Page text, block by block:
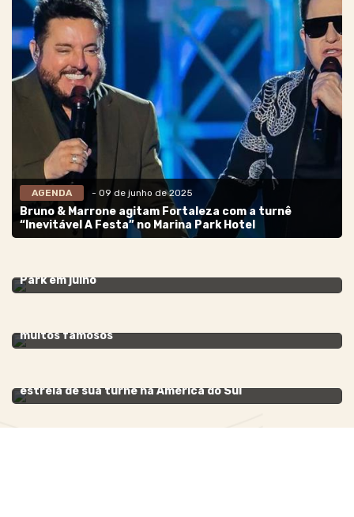
AGENDA - 09 de junho de 2025
Bruno & Marrone agitam Fortaleza com a turnê
“Inevitável A Festa” no Marina Park Hotel
Park em julho
muitos famosos
estreia de sua turnê na América do Sul